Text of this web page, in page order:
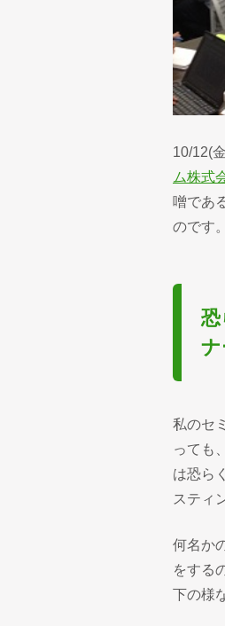
10/12(
ム株式
噌であ
のです。
ナ
私のセ
っても
は恐ら
スティ
何名か
をする
下の様